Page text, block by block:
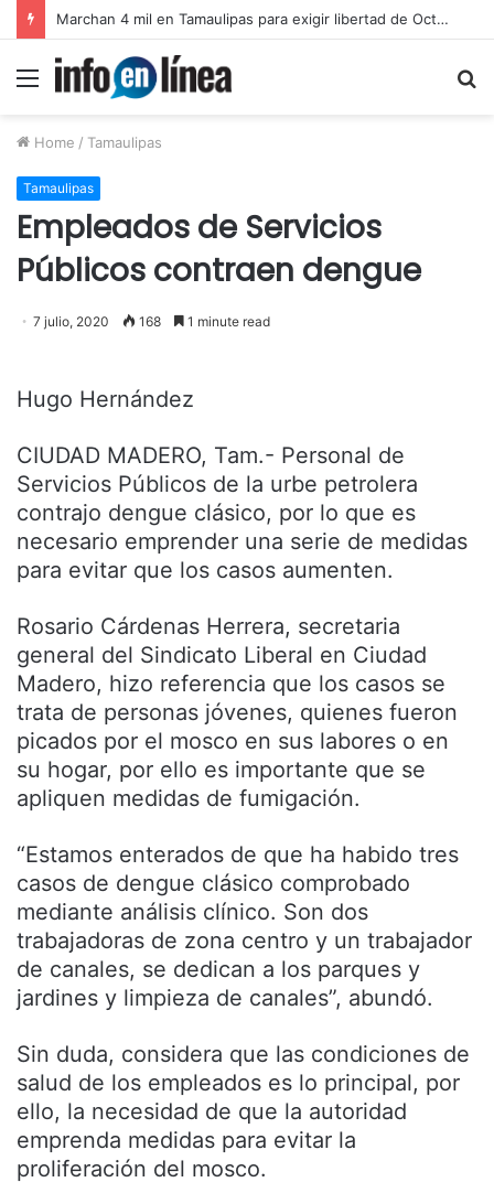
Catean predio en Victoria y aseguran autotanques por presunto huachicol
Menu
Home / Tamaulipas
Tamaulipas
Empleados de Servicios
Públicos contraen dengue
7 julio, 2020 168 1 minute read
Hugo Hernández
CIUDAD MADERO, Tam.- Personal de
Servicios Públicos de la urbe petrolera
contrajo dengue clásico, por lo que es
necesario emprender una serie de medidas
para evitar que los casos aumenten.
Rosario Cárdenas Herrera, secretaria
general del Sindicato Liberal en Ciudad
Madero, hizo referencia que los casos se
trata de personas jóvenes, quienes fueron
picados por el mosco en sus labores o en
su hogar, por ello es importante que se
apliquen medidas de fumigación.
“Estamos enterados de que ha habido tres
casos de dengue clásico comprobado
mediante análisis clínico. Son dos
trabajadoras de zona centro y un trabajador
de canales, se dedican a los parques y
jardines y limpieza de canales”, abundó.
Sin duda, considera que las condiciones de
salud de los empleados es lo principal, por
ello, la necesidad de que la autoridad
emprenda medidas para evitar la
proliferación del mosco.